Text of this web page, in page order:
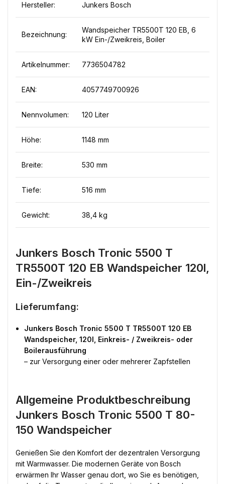
Hersteller: Junkers Bosch
Bezeichnung:
Wandspeicher TR5500T 120 EB, 6
kW Ein-/Zweikreis, Boiler
Artikelnummer: 7736504782
EAN: 4057749700926
Nennvolumen: 120 Liter
Höhe: 1148 mm
Breite: 530 mm
Tiefe: 516 mm
Gewicht: 38,4 kg
Junkers Bosch Tronic 5500 T
TR5500T 120 EB Wandspeicher 120l,
Ein-/Zweikreis
Lieferumfang:
Junkers Bosch Tronic 5500 T TR5500T 120 EB
Wandspeicher, 120l, Einkreis- / Zweikreis- oder
Boilerausführung
– zur Versorgung einer oder mehrerer Zapfstellen
Allgemeine Produktbeschreibung
Junkers Bosch Tronic 5500 T 80-
150 Wandspeicher
Genießen Sie den Komfort der dezentralen Versorgung
mit Warmwasser. Die modernen Geräte von Bosch
erwärmen Ihr Wasser genau dort, wo Sie es benötigen,